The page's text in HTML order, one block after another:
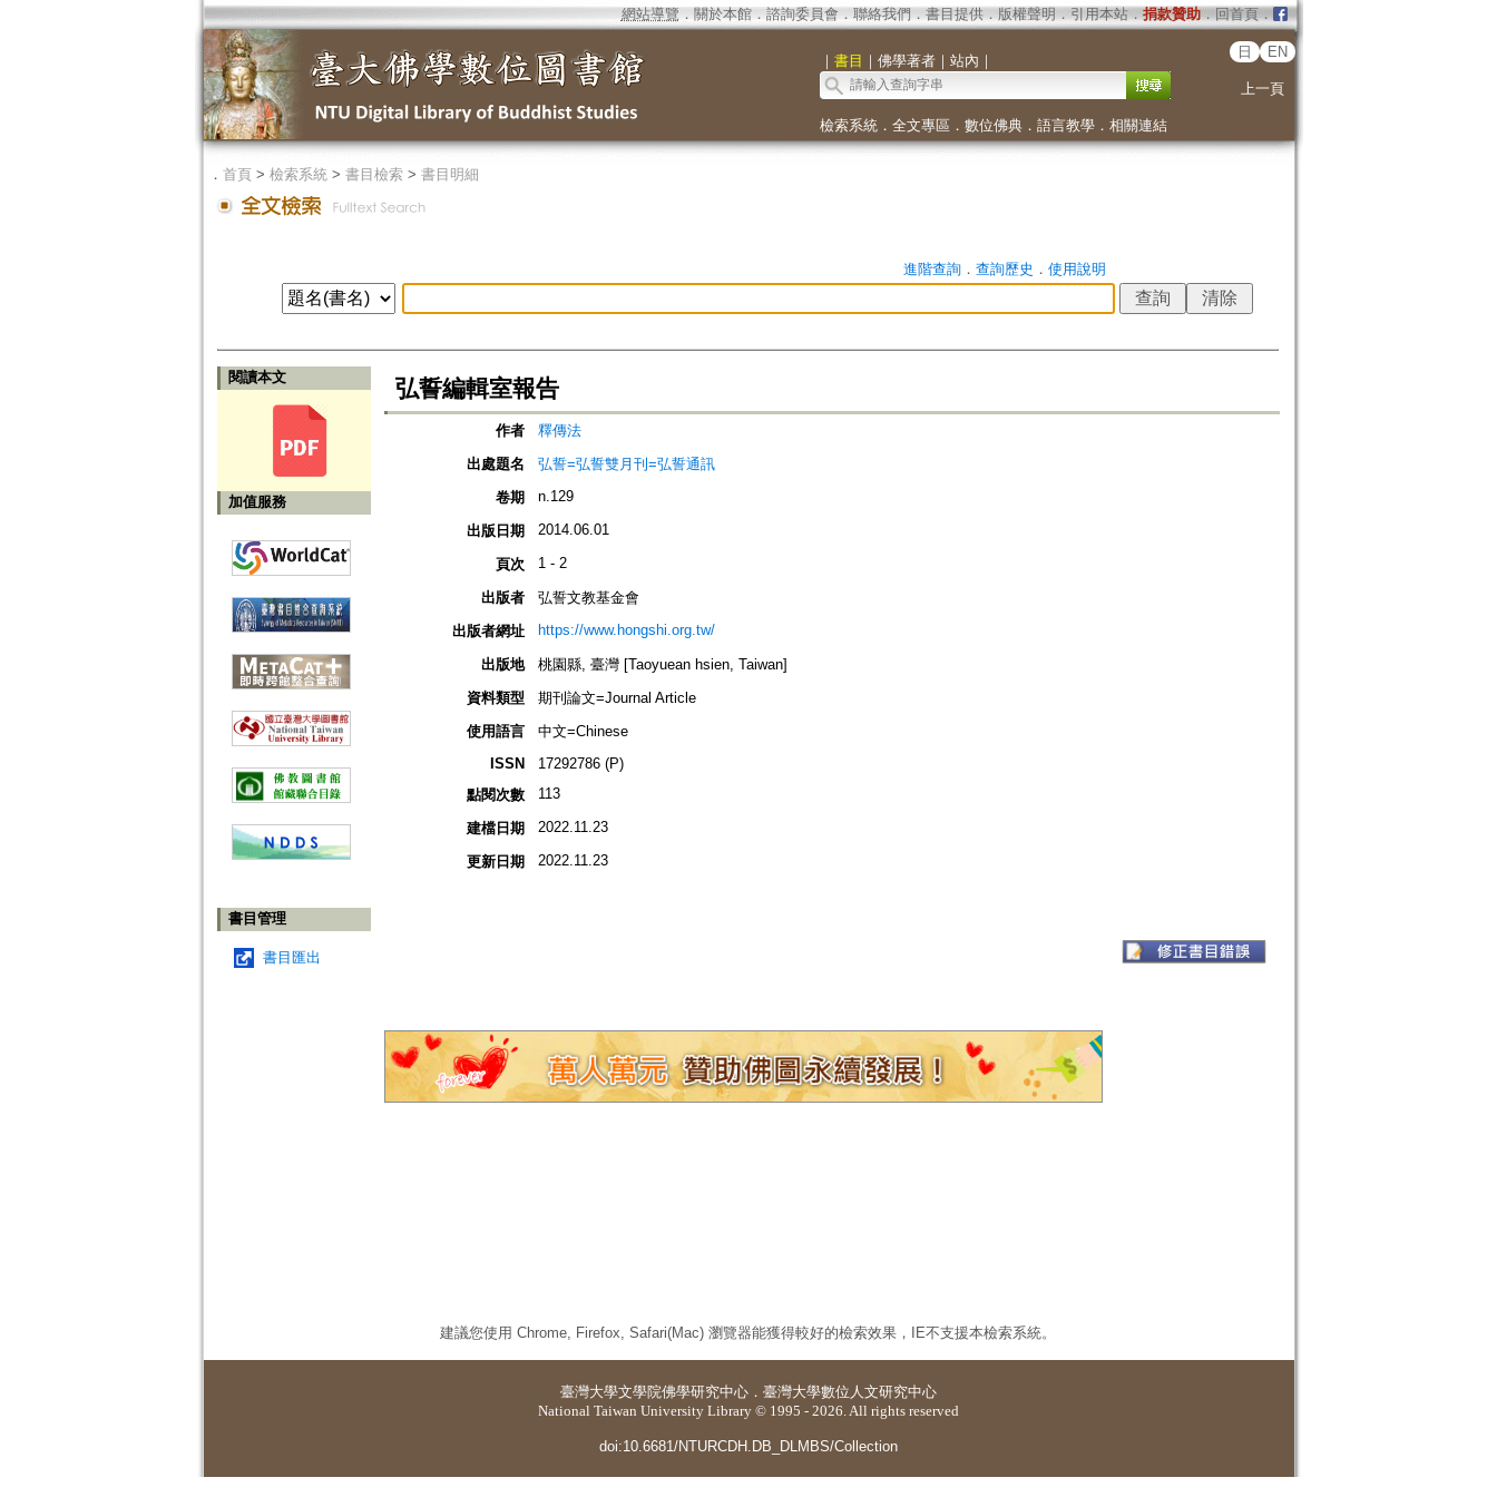
網站導覽 ． 關於本館． 諮詢委員會． 聯絡我們 ． 書目提供． 版權聲明 ． 引用本站． 捐款贊助．回首頁．
｜ 書目 ｜ 佛學著者｜ 站內 ｜
日 EN
上一頁
檢索系統． 全文專區 ． 數位佛典． 語言教學． 相關連結
． 首頁> 檢索系統> 書目檢索> 書目明細
進階查詢． 查詢歷史 ． 使用說明
閱讀本文
加值服務
書目管理
書目匯出
弘誓編輯室報告
作者
釋傳法
出處題名
弘誓=弘誓雙月刊=弘誓通訊
卷期
n.129
出版日期 2014.06.01
頁次 1 - 2
出版者
弘誓文教基金會
出版者網址
https://www.hongshi.org.tw/
出版地
桃園縣, 臺灣 [Taoyuean hsien, Taiwan]
資料類型
期刊論文=Journal Article
使用語言
中文=Chinese
ISSN
17292786 (P)
點閱次數
113
建檔日期 2022.11.23
更新日期 2022.11.23
建議您使用 Chrome, Firefox, Safari(Mac) 瀏覽器能獲得較好的檢索效果，IE不支援本檢索系統。
臺灣大學文學院佛學研究中心 ． 臺灣大學數位人文研究中心
National Taiwan University Library © 1995 - 2026. All rights reserved
doi:10.6681/NTURCDH.DB_DLMBS/Collection